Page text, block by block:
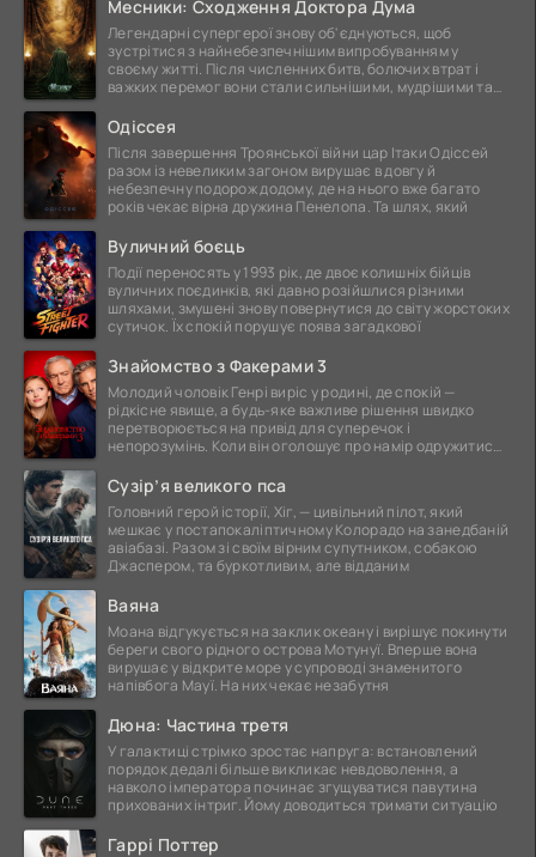
Месники: Сходження Доктора Дума
Легендарні супергерої знову об'єднуються, щоб
зустрітися з найнебезпечнішим випробуванням у
своєму житті. Після численних битв, болючих втрат і
важких перемог вони стали сильнішими, мудрішими та
Одіссея
Після завершення Троянської війни цар Ітаки Одіссей
разом із невеликим загоном вирушає в довгу й
небезпечну подорож додому, де на нього вже багато
років чекає вірна дружина Пенелопа. Та шлях, який
Вуличний боєць
Події переносять у 1993 рік, де двоє колишніх бійців
вуличних поєдинків, які давно розійшлися різними
шляхами, змушені знову повернутися до світу жорстоких
сутичок. Їх спокій порушує поява загадкової
Знайомство з Факерами 3
Молодий чоловік Генрі виріс у родині, де спокій —
рідкісне явище, а будь-яке важливе рішення швидко
перетворюється на привід для суперечок і
непорозумінь. Коли він оголошує про намір одружитися,
Сузір’я великого пса
Головний герой історії, Хіг, — цивільний пілот, який
мешкає у постапокаліптичному Колорадо на занедбаній
авіабазі. Разом зі своїм вірним супутником, собакою
Джаспером, та буркотливим, але відданим
Ваяна
Моана відгукується на заклик океану і вирішує покинути
береги свого рідного острова Мотунуї. Вперше вона
вирушає у відкрите море у супроводі знаменитого
напівбога Мауї. На них чекає незабутня
Дюна: Частина третя
У галактиці стрімко зростає напруга: встановлений
порядок дедалі більше викликає невдоволення, а
навколо імператора починає згущуватися павутина
прихованих інтриг. Йому доводиться тримати ситуацію
Гаррі Поттер